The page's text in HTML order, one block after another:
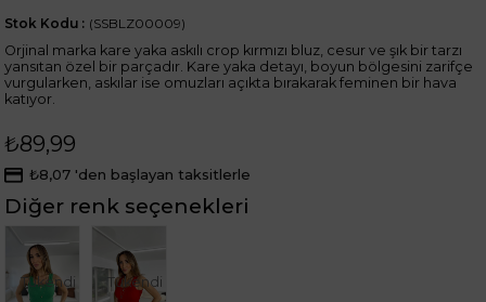
(SSBLZ00009)
Stok Kodu
Orjinal marka kare yaka askılı crop kırmızı bluz, cesur ve şık bir tarzı
yansıtan özel bir parçadır. Kare yaka detayı, boyun bölgesini zarifçe
vurgularken, askılar ise omuzları açıkta bırakarak feminen bir hava
katıyor.
₺89,99
₺8,07 'den başlayan taksitlerle
Diğer renk seçenekleri
Tükendi Tükendi